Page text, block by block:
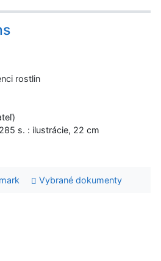
rostlin
s. : ilustrácie, 22 cm
Vybrané dokumenty